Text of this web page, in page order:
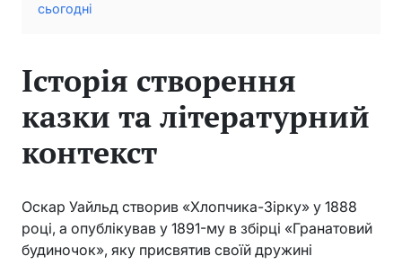
сьогодні
Історія створення
казки та літературний
контекст
Оскар Уайльд створив «Хлопчика-Зірку» у 1888
році, а опублікував у 1891-му в збірці «Гранатовий
будиночок», яку присвятив своїй дружині